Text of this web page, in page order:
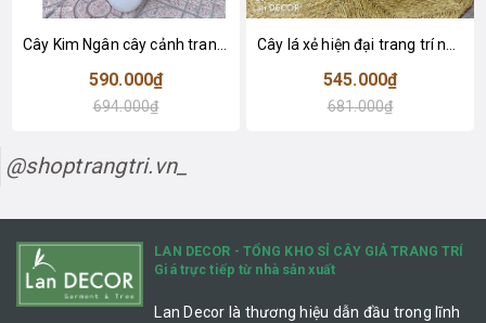
590.000₫
694.000₫
545.000₫
681.000₫
@shoptrangtri.vn_
LAN DECOR - TỔNG KHO SỈ CÂY GIẢ TRANG TRÍ
Giá trực tiếp từ nhà sản xuất
Lan Decor là thương hiệu dẫn đầu trong lĩnh